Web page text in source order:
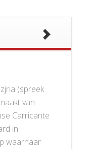
(spreek
van
Carricante
in
waarnaar